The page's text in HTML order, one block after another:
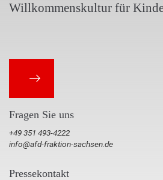
Willkommenskultur für
Fragen Sie uns
+49 351 493-4222
info@afd-fraktion-sachsen.de
Pressekontakt